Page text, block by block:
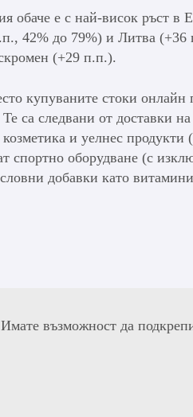
обаче е с най-висок ръст в
42% до 79%) и Литва (+36
(+29 п.п.).
купуваните стоки онлайн
са следвани от доставки
и уелнес
спортно оборудване (с
добавки като
Имате възможност да